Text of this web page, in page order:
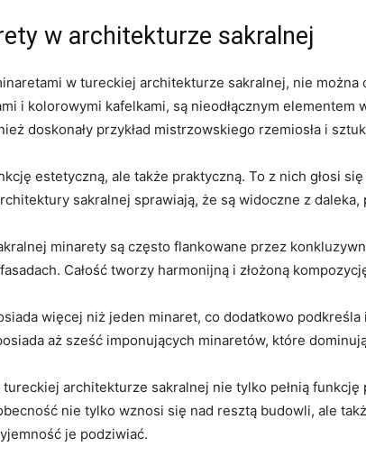
w architekturze sakralnej
w tureckiej architekturze ‍sakralnej, nie
i kolorowymi kafelkami, są nieodłącznym
doskonały przykład mistrzowskiego rzemiosła i
estetyczną, ale także praktyczną. To z nich głosi
sakralnej sprawiają, że są widoczne‌ z
minarety są często flankowane przez
Całość tworzy harmonijną‌ i złożoną
‌więcej niż jeden minaret, co dodatkowo​
aż⁢ sześć imponujących minaretów, które
architekturze sakralnej nie tylko​ pełnią
nie tylko wznosi się nad resztą budowli, ale
je podziwiać.